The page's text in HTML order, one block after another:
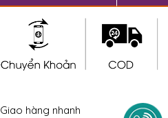
Giao hàng nhanh